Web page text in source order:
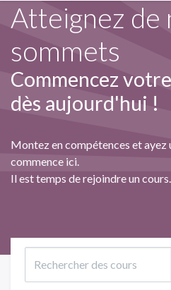
Atteignez de
sommets
Commencez
dès aujourd'hui !
Montez en compétences et
commence ici.
Il est temps de rejoindre un cours.